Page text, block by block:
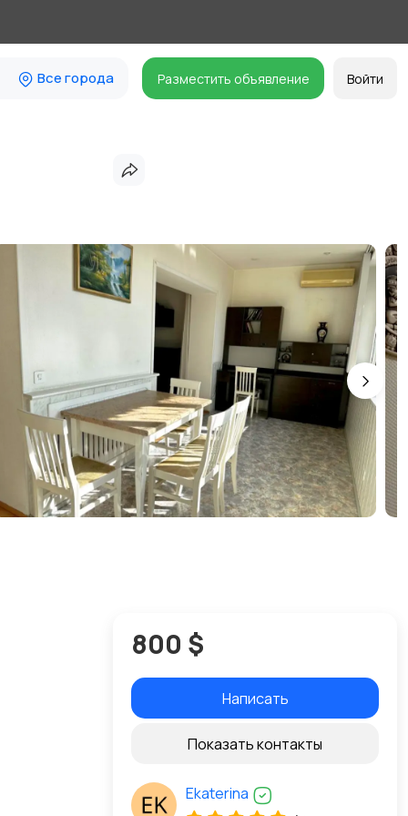
Все города Разместить объявление Войти
800 $
Написать
Показать контакты
Ekaterina